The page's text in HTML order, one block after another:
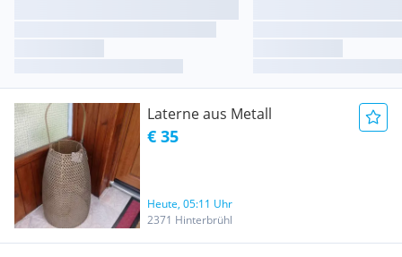
Laterne aus Metall
€ 35
Heute, 05:11 Uhr
2371 Hinterbrühl